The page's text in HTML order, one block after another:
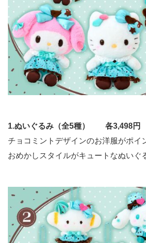
1.ぬいぐるみ（全5種） 各3,498円
チョコミントデザインのお洋服がポイ
おめかしスタイルがキュートなぬいぐ